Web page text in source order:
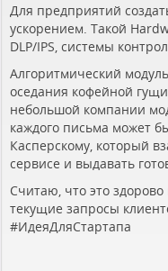
Для предприятий
ускорением. Такой
DLP/IPS, системы
Алгоритмический
оседания кофейной
небольшой компании
каждого письма может
Касперскому, который
сервисе и выдавать
Считаю, что это
текущие запросы
#ИдеяДляСтартапа